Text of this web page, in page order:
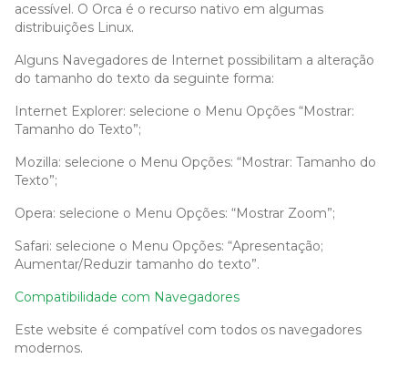
acessível. O Orca é o recurso nativo em algumas
distribuições Linux.
Alguns Navegadores de Internet possibilitam a alteração
do tamanho do texto da seguinte forma:
Internet Explorer: selecione o Menu Opções “Mostrar:
Tamanho do Texto”;
Mozilla: selecione o Menu Opções: “Mostrar: Tamanho do
Texto”;
Opera: selecione o Menu Opções: “Mostrar Zoom”;
Safari: selecione o Menu Opções: “Apresentação;
Aumentar/Reduzir tamanho do texto”.
Compatibilidade com Navegadores
Este website é compatível com todos os navegadores
modernos.